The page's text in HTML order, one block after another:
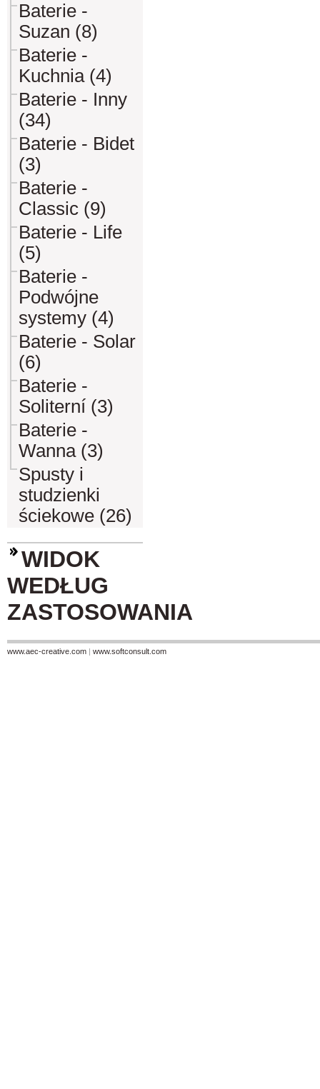
Baterie -
Suzan (8)
Baterie -
Kuchnia (4)
Baterie - Inny
(34)
Baterie - Bidet
(3)
Baterie -
Classic (9)
Baterie - Life
(5)
Baterie -
Podwójne
systemy (4)
Baterie - Solar
(6)
Baterie -
Soliterní (3)
Baterie -
Wanna (3)
Spusty i
studzienki
ściekowe (26)
WIDOK
WEDŁUG
ZASTOSOWANIA
www.aec-creative.com | www.softconsult.com